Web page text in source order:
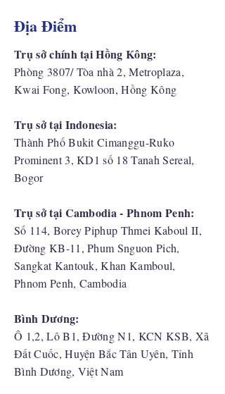
Địa Điểm
Trụ sở chính tại Hồng Kông:
Phòng 3807/ Tòa nhà 2, Metroplaza,
Kwai Fong, Kowloon, Hồng Kông
Trụ sở tại Indonesia:
​Thành Phố Bukit Cimanggu-Ruko
Prominent 3, KD1 số 18 Tanah Sereal,
Bogor
Trụ sở tại Cambodia - Phnom Penh:
Số 114, Borey Piphup Thmei Kaboul II,
Đường KB-11, Phum Snguon Pich,
Sangkat Kantouk, Khan Kamboul,
Phnom Penh, Cambodia
Bình Dương:
Ô 1,2, Lô B1, Đường N1, KCN KSB, Xã
Đất Cuốc, Huyện Bắc Tân Uyên, Tỉnh
Bình Dương, Việt Nam